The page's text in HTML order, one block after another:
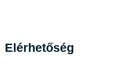
A konkurensek hirdetései
Elérhetőség